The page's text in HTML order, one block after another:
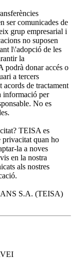
ser comunicades de
grup empresarial i
no suposen
l\'adopció de les
la
podrà donar accés o
a tercers
acords de tractament
informació per
No es
TEISA es
privacitat quan ho
la a noves
en la nostra
als nostres
S.A. (TEISA)